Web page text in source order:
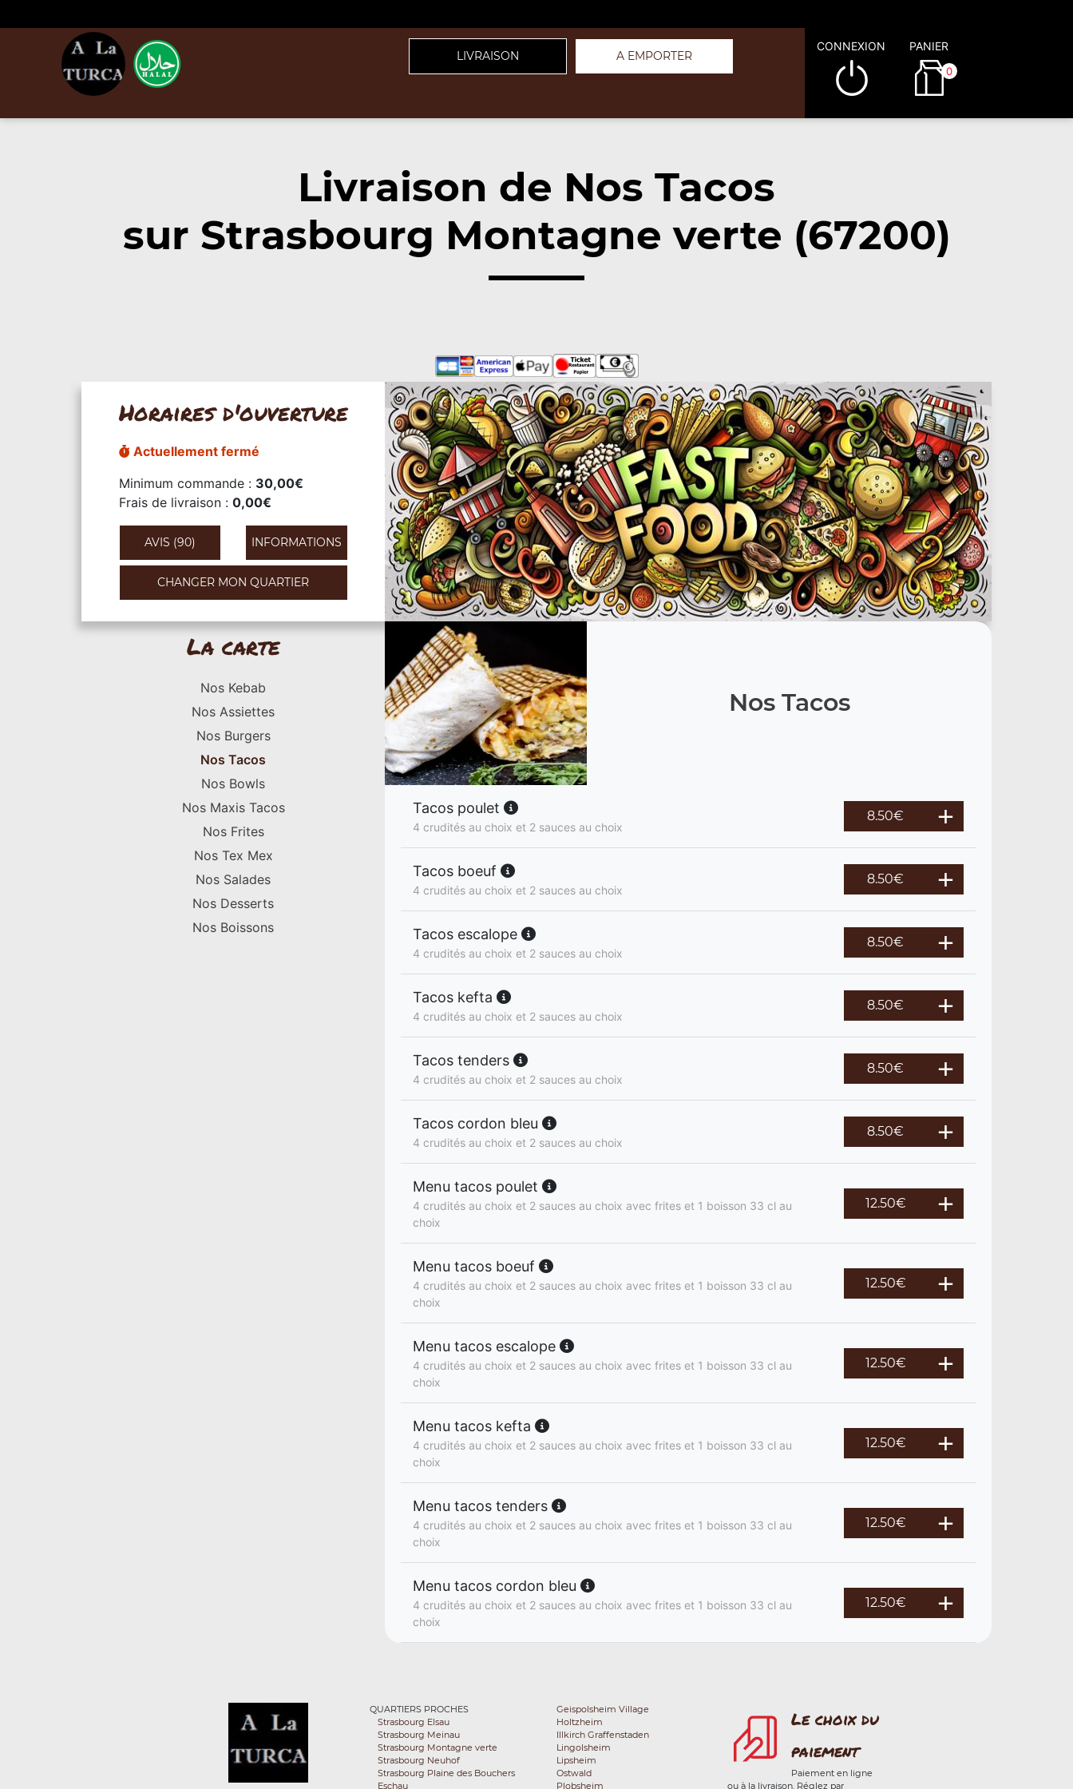
LIVRAISON A EMPORTER
CONNEXION PANIER
0
Livraison de Nos Tacos
sur Strasbourg Montagne verte (67200)
Horaires d'ouverture
Actuellement fermé
Minimum commande : 30,00€
Frais de livraison : 0,00€
AVIS (90) INFORMATIONS
CHANGER MON QUARTIER
La carte
Nos Kebab
Nos Assiettes
Nos Burgers
Nos Tacos
Nos Bowls
Nos Maxis Tacos
Nos Frites
Nos Tex Mex
Nos Salades
Nos Desserts
Nos Boissons
Nos Tacos
Tacos poulet
4 crudités au choix et 2 sauces au choix
8.50€
Tacos boeuf
4 crudités au choix et 2 sauces au choix
8.50€
Tacos escalope
4 crudités au choix et 2 sauces au choix
8.50€
Tacos kefta
4 crudités au choix et 2 sauces au choix
8.50€
Tacos tenders
4 crudités au choix et 2 sauces au choix
8.50€
Tacos cordon bleu
4 crudités au choix et 2 sauces au choix
8.50€
Menu tacos poulet
4 crudités au choix et 2 sauces au choix avec frites et 1 boisson 33 cl au
choix
12.50€
Menu tacos boeuf
4 crudités au choix et 2 sauces au choix avec frites et 1 boisson 33 cl au
choix
12.50€
Menu tacos escalope
4 crudités au choix et 2 sauces au choix avec frites et 1 boisson 33 cl au
choix
12.50€
Menu tacos kefta
4 crudités au choix et 2 sauces au choix avec frites et 1 boisson 33 cl au
choix
12.50€
Menu tacos tenders
4 crudités au choix et 2 sauces au choix avec frites et 1 boisson 33 cl au
choix
12.50€
Menu tacos cordon bleu
4 crudités au choix et 2 sauces au choix avec frites et 1 boisson 33 cl au
choix
12.50€
QUARTIERS PROCHES
Strasbourg Elsau
Strasbourg Meinau
Strasbourg Montagne verte
Strasbourg Neuhof
Strasbourg Plaine des Bouchers
Eschau
Geispolsheim Village
Holtzheim
Illkirch Graffenstaden
Lingolsheim
Lipsheim
Ostwald
Plobsheim
Le choix du
paiement
Paiement en ligne
ou à la livraison. Réglez par